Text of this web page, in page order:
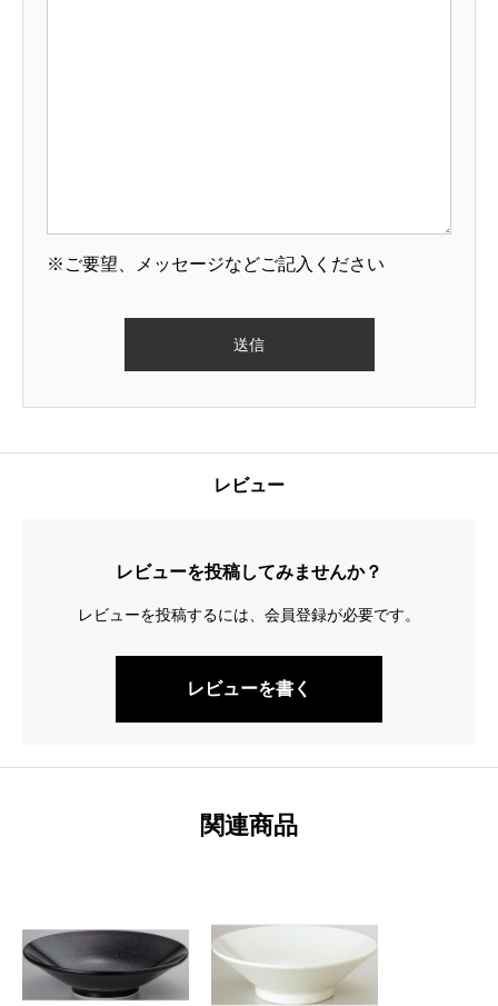
※ご要望、メッセージなどご記入ください
レビュー
レビューを投稿してみませんか？
レビューを投稿するには、会員登録が必要です。
レビューを書く
関連商品